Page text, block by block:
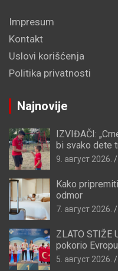
Impresum
Kontakt
Uslovi korišćenja
Politika privatnosti
Najnovije
IZVIĐAČI:
bi svako dete
9. август 2026.
Kako
odmor
7. август 2026.
ZLATO STIŽE
pokorio Evropu
5. август 2026.